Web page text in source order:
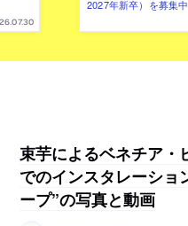
2027年新卒）を募集中
束芋によるベネチア・
でのインスタレーショ
ープ”の写真と動画